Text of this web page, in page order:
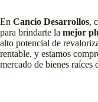
En Cancio Desarrollos,
para brindarte la mejor
alto potencial de
rentable, y estamos
mercado de bienes raíces